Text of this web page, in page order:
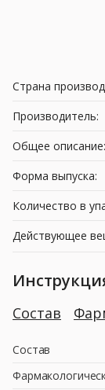
Страна
Производитель:
Общее описание:
Форма выпуска:
Количество в
Действующее
Состав
Состав